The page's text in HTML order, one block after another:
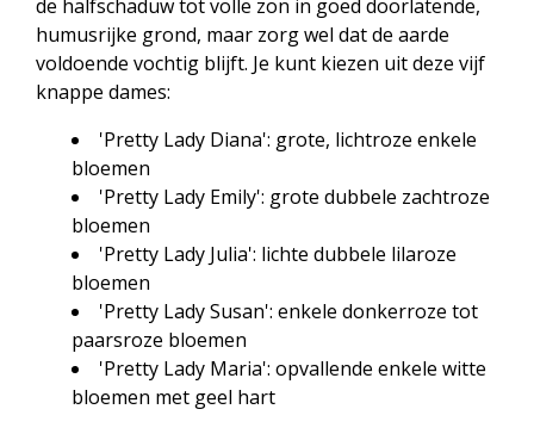
de halfschaduw tot volle zon in goed doorlatende,
humusrijke grond, maar zorg wel dat de aarde
voldoende vochtig blijft. Je kunt kiezen uit deze vijf
knappe dames:
'Pretty Lady Diana': grote, lichtroze enkele
bloemen
'Pretty Lady Emily': grote dubbele zachtroze
bloemen
'Pretty Lady Julia': lichte dubbele lilaroze
bloemen
'Pretty Lady Susan': enkele donkerroze tot
paarsroze bloemen
'Pretty Lady Maria': opvallende enkele witte
bloemen met geel hart